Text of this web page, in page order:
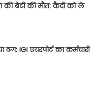
की बेटी की माैत: कैदी को ले
IGI एयरपोर्ट का कर्मचारी